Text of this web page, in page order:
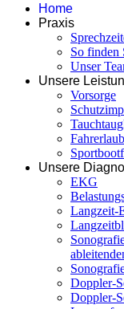
Home
Praxis
So finden
Unser
Unsere
Vorsorge
Unsere
EKG
Langzeit-
Doppler-
Doppler-